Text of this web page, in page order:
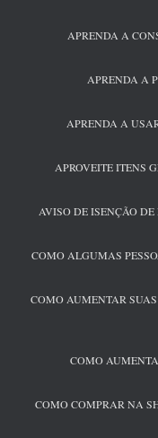
APRENDA A
APRENDA A
APRENDA A
APROVEITE ITENS
AVISO DE ISENÇÃO
COMO ALGUMAS
COMO AUMENTAR
COMO
COMO COMPRAR NA